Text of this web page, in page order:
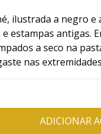
ilustrada a negro e
estampas antigas.
a seco na
nas